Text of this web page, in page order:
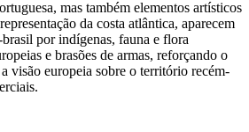
mas também elementos artísticos
da costa atlântica, aparecem
por indígenas, fauna e flora
e brasões de armas, reforçando o
visão europeia sobre o território recém-